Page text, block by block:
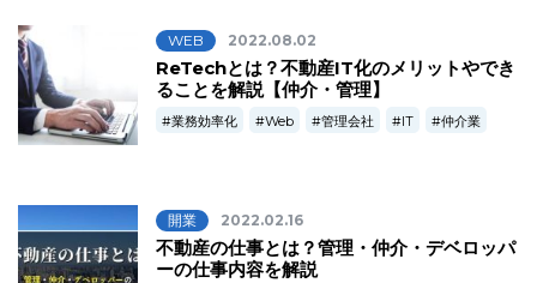
WEB 2022.08.02
ReTechとは？不動産IT化のメリットやでき
ることを解説【仲介・管理】
業務効率化 Web 管理会社 IT 仲介業
開業 2022.02.16
不動産の仕事とは？管理・仲介・デベロッパ
ーの仕事内容を解説